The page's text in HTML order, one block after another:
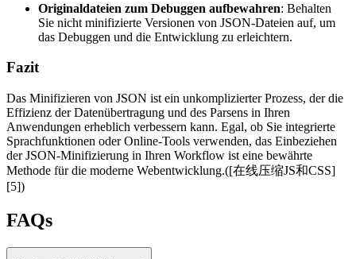
Originaldateien zum Debuggen aufbewahren: Behalten
Sie nicht minifizierte Versionen von JSON-Dateien auf, um
das Debuggen und die Entwicklung zu erleichtern.
Fazit
Das Minifizieren von JSON ist ein unkomplizierter Prozess, der die
Effizienz der Datenübertragung und des Parsens in Ihren
Anwendungen erheblich verbessern kann. Egal, ob Sie integrierte
Sprachfunktionen oder Online-Tools verwenden, das Einbeziehen
der JSON-Minifizierung in Ihren Workflow ist eine bewährte
Methode für die moderne Webentwicklung.([在线压缩JS和CSS]
[5])
FAQs